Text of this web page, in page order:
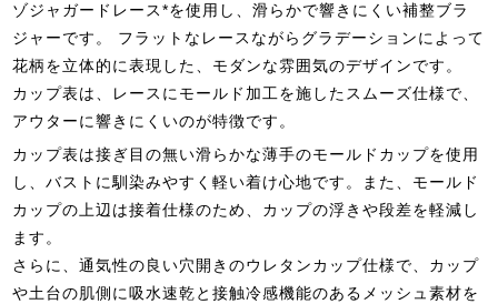
ゾジャガードレース*を使用し、滑らかで響きにくい補整ブラ
ジャーです。 フラットなレースながらグラデーションによって
花柄を立体的に表現した、モダンな雰囲気のデザインです。
カップ表は、レースにモールド加工を施したスムーズ仕様で、
アウターに響きにくいのが特徴です。
カップ表は接ぎ目の無い滑らかな薄手のモールドカップを使用
し、バストに馴染みやすく軽い着け心地です。また、モールド
カップの上辺は接着仕様のため、カップの浮きや段差を軽減し
ます。
さらに、通気性の良い穴開きのウレタンカップ仕様で、カップ
や土台の肌側に吸水速乾と接触冷感機能のあるメッシュ素材を